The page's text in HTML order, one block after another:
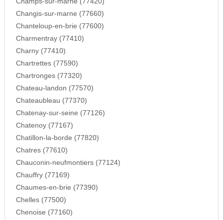
Changis-sur-marne (77660)
Chanteloup-en-brie (77600)
Charmentray (77410)
Charny (77410)
Chartrettes (77590)
Chartronges (77320)
Chateau-landon (77570)
Chateaubleau (77370)
Chatenay-sur-seine (77126)
Chatenoy (77167)
Chatillon-la-borde (77820)
Chatres (77610)
Chauconin-neufmontiers (77124)
Chauffry (77169)
Chaumes-en-brie (77390)
Chelles (77500)
Chenoise (77160)